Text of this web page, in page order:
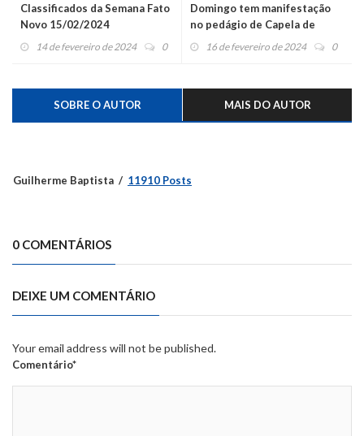
Classificados da Semana Fato
Novo 15/02/2024
14 de fevereiro de 2024 0
Domingo tem manifestação
no pedágio de Capela de
Santana16 de fevereiro de 2024 0
SOBRE O AUTOR MAIS DO AUTOR
Guilherme Baptista 11910 Posts
0 COMENTÁRIOS
DEIXE UM COMENTÁRIO
Your email address will not be published.
Comentário*